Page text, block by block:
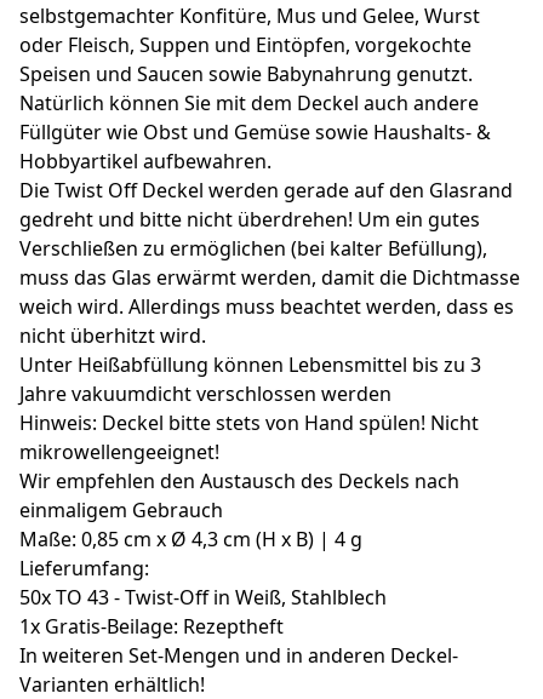
selbstgemachter Konfitüre, Mus und Gelee, Wurst
oder Fleisch, Suppen und Eintöpfen, vorgekochte
Speisen und Saucen sowie Babynahrung genutzt.
Natürlich können Sie mit dem Deckel auch andere
Füllgüter wie Obst und Gemüse sowie Haushalts- &
Hobbyartikel aufbewahren.
Die Twist Off Deckel werden gerade auf den Glasrand
gedreht und bitte nicht überdrehen! Um ein gutes
Verschließen zu ermöglichen (bei kalter Befüllung),
muss das Glas erwärmt werden, damit die Dichtmasse
weich wird. Allerdings muss beachtet werden, dass es
nicht überhitzt wird.
Unter Heißabfüllung können Lebensmittel bis zu 3
Jahre vakuumdicht verschlossen werden
Hinweis: Deckel bitte stets von Hand spülen! Nicht
mikrowellengeeignet!
Wir empfehlen den Austausch des Deckels nach
einmaligem Gebrauch
Maße: 0,85 cm x Ø 4,3 cm (H x B) | 4 g
Lieferumfang:
50x TO 43 - Twist-Off in Weiß, Stahlblech
1x Gratis-Beilage: Rezeptheft
In weiteren Set-Mengen und in anderen Deckel-
Varianten erhältlich!